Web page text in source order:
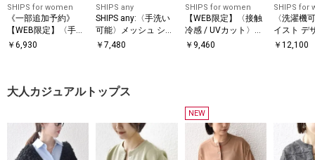
SHIPS for women
《一部追加予約》
【WEB限定】〈手洗
い可能〉アイレット
￥ 6,930
SHIPS any
SHIPS any:〈手洗い
可能〉メッシュ シア
ー ハンカチ スリーブ
￥7,480
SHIPS for women
【WEB限定】〈接触
冷感 / UVカット〉シ
アー オーガンジー コ
￥ 9,460
SHIPS for
〈洗濯機
イスト デ
ー ドッキ
￥12,100
大人カジュアルトップス
NEW